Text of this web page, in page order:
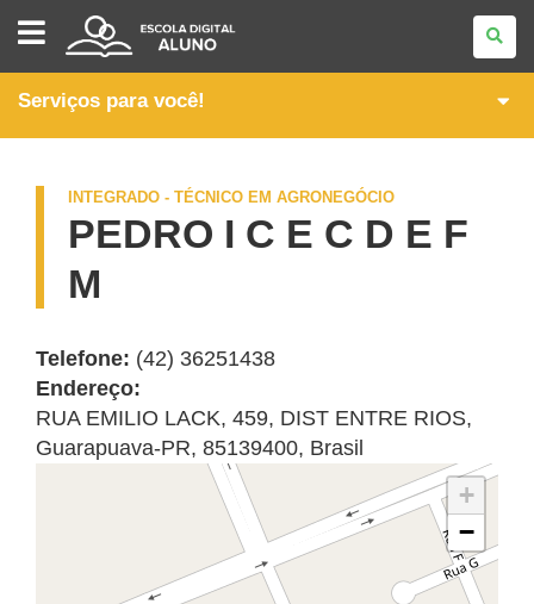
ITINERÁRIOS
FORMATIVOS
DA
FORMAÇÃO
TÉCNICA
E
Serviços para você!
INTEGRADO - TÉCNICO EM AGRONEGÓCIO
PEDRO I C E C D E F
M
Telefone: (42) 36251438
Endereço:
RUA EMILIO LACK, 459, DIST ENTRE RIOS,
Guarapuava-PR, 85139400, Brasil
+
−